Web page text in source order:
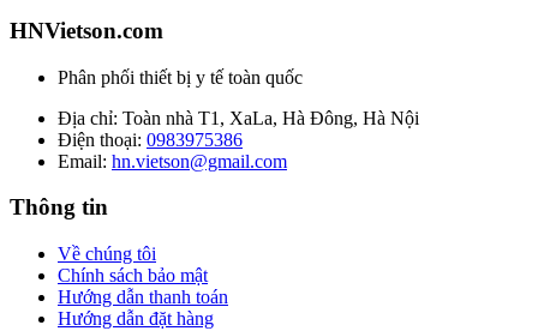
HNVietson.com
Phân phối thiết bị y tế toàn quốc
Địa chỉ: Toàn nhà T1, XaLa, Hà Đông, Hà Nội
Điện thoại: 0983975386
Email: hn.vietson@gmail.com
Thông tin
Về chúng tôi
Chính sách bảo mật
Hướng dẫn thanh toán
Hướng dẫn đặt hàng